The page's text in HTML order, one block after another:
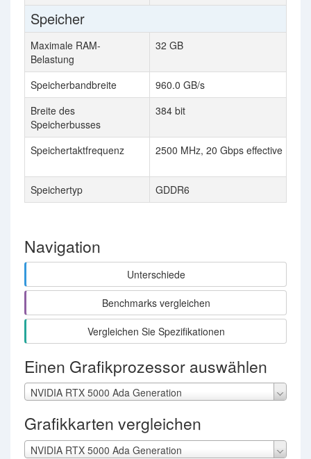
Speicher
Maximale RAM-
Belastung
32 GB
Speicherbandbreite
960.0 GB/s
Breite des
Speicherbusses
384 bit
Speichertaktfrequenz 2500 MHz, 20 Gbps effective
Speichertyp GDDR6
Navigation
Unterschiede
Benchmarks vergleichen
Vergleichen Sie Spezifikationen
Einen Grafikprozessor auswählen
NVIDIA RTX 5000 Ada Generation
Grafikkarten vergleichen
NVIDIA RTX 5000 Ada Generation